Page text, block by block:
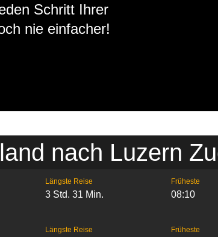
Schritt Ihrer
nie einfacher!
nach Luzern
Längste Reise
3 Std. 31 Min.
Früheste
08:10
Längste Reise Früheste